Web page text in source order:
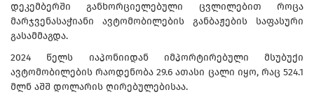
დეკემბერში განხორციელებული ცვლილებით როცა
მარჯვენასაჭიანი ავტომობილების განბაჟების საფასური
გასამმაგდა.
2024 წელს იაპონიიდან იმპორტირებული მსუბუქი
ავტომობილების რაოდენობა 29.6 ათასი ცალი იყო, რაც 524.1
მლნ აშშ დოლარის ღირებულებისაა.